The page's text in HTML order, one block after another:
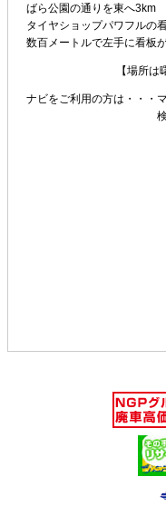
ばら公園の通りを東へ3km
タイヤショップパワフルの
数百メートルで左手に看板
【場所は
ナビをご利用の方は・・・